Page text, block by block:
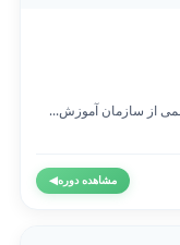
مشاهده دوره◀